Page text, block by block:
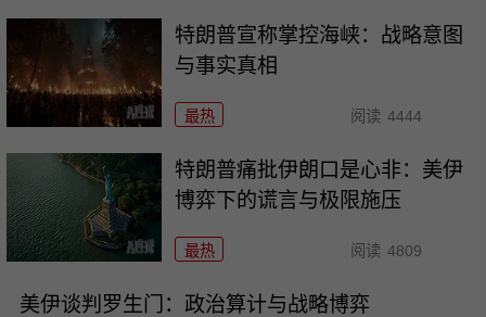
特朗普宣称掌控海峡：战略意图
与事实真相
最热 阅读 4444
特朗普痛批伊朗口是心非：美伊
博弈下的谎言与极限施压
最热 阅读 4809
美伊谈判罗生门：政治算计与战略博弈